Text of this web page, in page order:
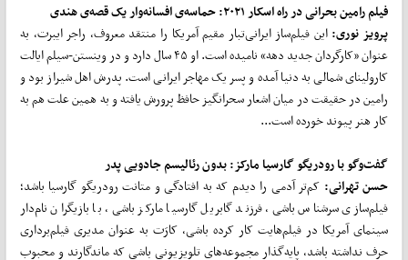
فیلم رامین بحرانی در راه اسکار ۲۰۲۱: حماسه‌ی افسانه‌وار یک قصه‌ی هندی
پرویز نوری:این فیلم‌ساز ایرانی‌تبار مقیم آمریکا را منتقد معروف، راجر ایبرت، به
عنوان «کارگردان جدید دهه» نامیده است. او ۴۵ سال دارد و در وینستن-سیلم ایالت
کارولینای شمالی به دنیا آمده و پسر یک مهاجر ایرانی است. پدرش اهل شیراز بود و
رامین در حقیقت در میان اشعار سحرانگیز حافظ پرورش یافته و به همین علت هم به
کار هنر پیوند خورده است...
گفت‌وگو با رودریگو گارسیا مارکز: بدون رئالیسم جادویی پدر
حسن تهرانی:کم‌تر آدمی را دیدم که به افتادگی و متانت رودریگو گارسیا باشد؛
فیلم‌سازی سرشناس باشی، فرزند گابریل گارسیا مارکز باشی، با بازیگران نام‌دار
سینمای آمریکا در فیلم‌هایت کار کرده باشی، کارَت به عنوان مدیری فیلم‌برداری
حرف نداشته باشد، پایه‌گذار مجموعه‌های تلویزیونی باشی که ماندگارند و محبوب